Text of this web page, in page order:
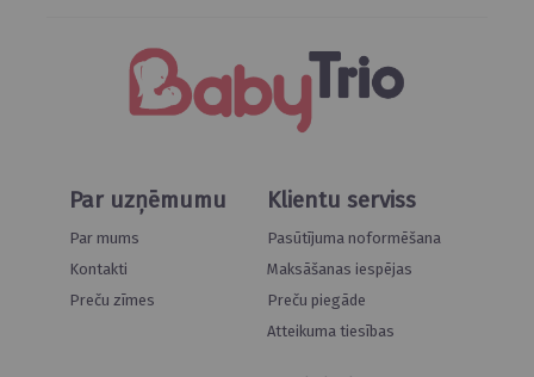
Par uzņēmumu
Par mums
Kontakti
Preču zīmes
Klientu serviss
Pasūtījuma noformēšana
Maksāšanas iespējas
Preču piegāde
Atteikuma tiesības